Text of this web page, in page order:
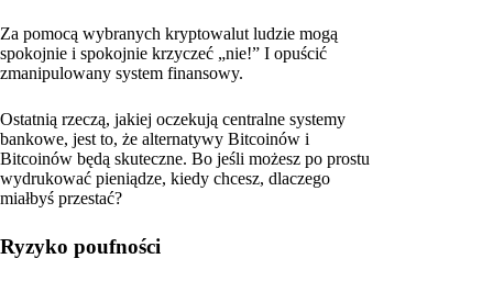
Za pomocą wybranych kryptowalut ludzie mogą
spokojnie i spokojnie krzyczeć „nie!” I opuścić
zmanipulowany system finansowy.
Ostatnią rzeczą, jakiej oczekują centralne systemy
bankowe, jest to, że alternatywy Bitcoinów i
Bitcoinów będą skuteczne. Bo jeśli możesz po prostu
wydrukować pieniądze, kiedy chcesz, dlaczego
miałbyś przestać?
Ryzyko poufności